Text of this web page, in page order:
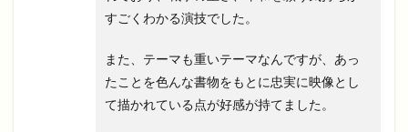
すごくわかる演技でした。
また、テーマも重いテーマなんですが、あっ
たことを色んな書物をもとに忠実に映像とし
て描かれている点が好感が持てました。